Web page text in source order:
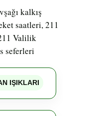
kalkış
saatleri, 211
Valilik
seferleri
IŞIKLARI